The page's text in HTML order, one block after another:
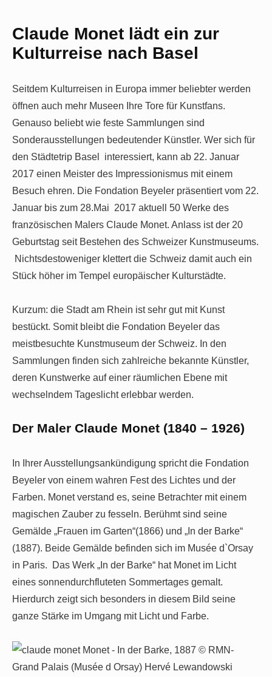
Claude Monet lädt ein zur
Kulturreise nach Basel
Seitdem Kulturreisen in Europa immer beliebter werden
öffnen auch mehr Museen Ihre Tore für Kunstfans.
Genauso beliebt wie feste Sammlungen sind
Sonderausstellungen bedeutender Künstler. Wer sich für
den Städtetrip Basel interessiert, kann ab 22. Januar
2017 einen Meister des Impressionismus mit einem
Besuch ehren. Die Fondation Beyeler präsentiert vom 22.
Januar bis zum 28.Mai 2017 aktuell 50 Werke des
französischen Malers Claude Monet. Anlass ist der 20
Geburtstag seit Bestehen des Schweizer Kunstmuseums.
Nichtsdestoweniger klettert die Schweiz damit auch ein
Stück höher im Tempel europäischer Kulturstädte.
Kurzum: die Stadt am Rhein ist sehr gut mit Kunst
bestückt. Somit bleibt die Fondation Beyeler das
meistbesuchte Kunstmuseum der Schweiz. In den
Sammlungen finden sich zahlreiche bekannte Künstler,
deren Kunstwerke auf einer räumlichen Ebene mit
wechselndem Tageslicht erlebbar werden.
Der Maler Claude Monet (1840 – 1926)
In Ihrer Ausstellungsankündigung spricht die Fondation
Beyeler von einem wahren Fest des Lichtes und der
Farben. Monet verstand es, seine Betrachter mit einem
magischen Zauber zu fesseln. Berühmt sind seine
Gemälde „Frauen im Garten“(1866) und „In der Barke“
(1887). Beide Gemälde befinden sich im Musée d`Orsay
in Paris. Das Werk „In der Barke“ hat Monet im Licht
eines sonnendurchfluteten Sommertages gemalt.
Hierdurch zeigt sich besonders in diesem Bild seine
ganze Stärke im Umgang mit Licht und Farbe.